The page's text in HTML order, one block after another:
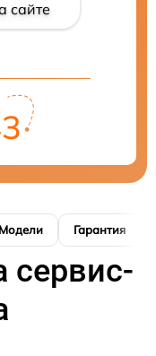
сайте
Модели Гарантия
сервис-